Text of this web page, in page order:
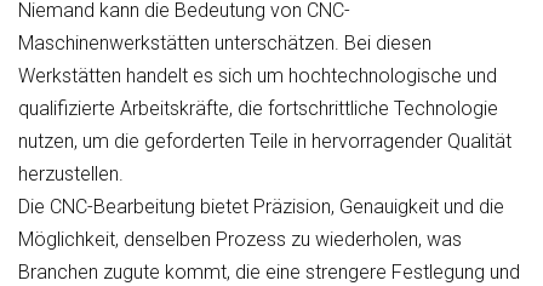
Niemand kann die Bedeutung von CNC-
Maschinenwerkstätten unterschätzen. Bei diesen
Werkstätten handelt es sich um hochtechnologische und
qualifizierte Arbeitskräfte, die fortschrittliche Technologie
nutzen, um die geforderten Teile in hervorragender Qualität
herzustellen.
Die CNC-Bearbeitung bietet Präzision, Genauigkeit und die
Möglichkeit, denselben Prozess zu wiederholen, was
Branchen zugute kommt, die eine strengere Festlegung und